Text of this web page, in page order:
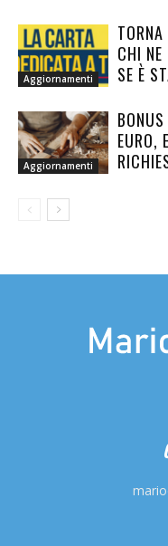
Aggiornamenti
CHI
SE È
Aggiornamenti
EURO,